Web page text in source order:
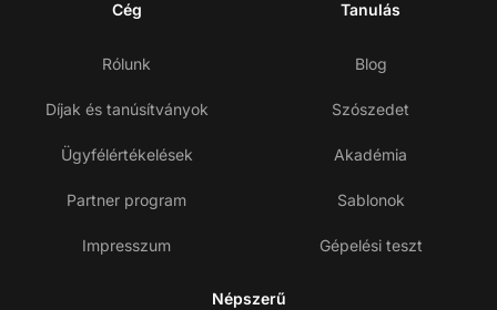
Cég
Rólunk
Díjak és tanúsítványok
Ügyfélértékelések
Partner program
Impresszum
Tanulás
Blog
Szószedet
Akadémia
Sablonok
Gépelési teszt
Népszerű